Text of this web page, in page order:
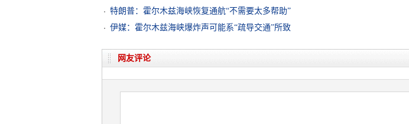
特朗普：霍尔木兹海峡恢复通航“不需要太多帮助”
伊媒：霍尔木兹海峡爆炸声可能系“疏导交通”所致
网友评论